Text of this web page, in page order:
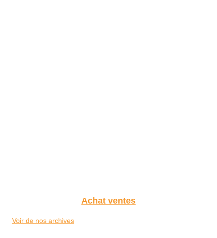
Achat ventes
Voir de nos archives